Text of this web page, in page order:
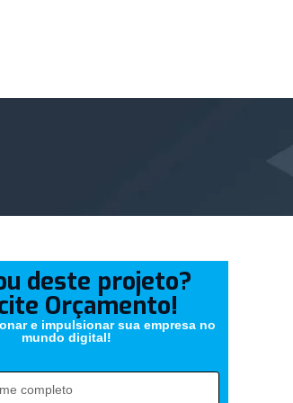
deste projeto?
Orçamento!
e impulsionar sua empresa no
mundo digital!